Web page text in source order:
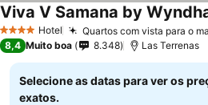
4 EstrelasHotel Quartos com vista para o
Ver preços
8,4 Muito boa 8.348 Las Terrenas
Selecione as datas para ver os
exatos.